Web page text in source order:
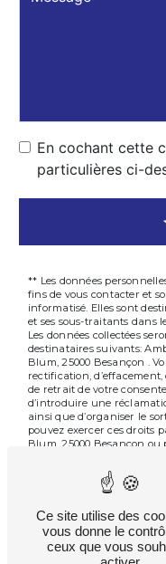
En cochant cette
particulières ci-
** Les données
fins de vous contacter et
informatisé. Elles sont
et ses sous-traitants dans
Les données collectées
destinataires suivants:
Blum, 25000 Besançon .
rectification,
de retrait de votre
d’introduire une
ainsi que d’organiser le
pouvez exercer ces droits
Blum, 25000 Besançon
justificatif d'identité
vos données pendant la
durée de prescription
contentieux. Vous avez le
d'opposition au
Bloctel.gouv.fr
.
d’informations sur vos
Ce site utilise des
vous donne le
ceux que vous